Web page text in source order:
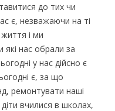
до тих чи
є, незважаючи на ті
життя і ми
нас обрали за
у нас дійсно є
є, за що
ремонтувати наші
вчилися в школах,